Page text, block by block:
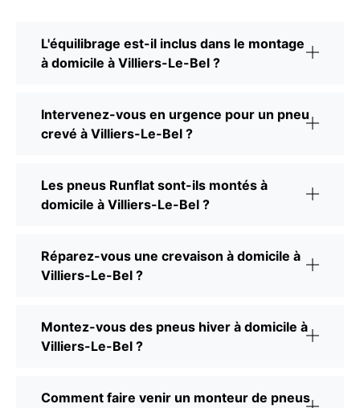
L'équilibrage est-il inclus dans le montage
à domicile à Villiers-Le-Bel ?
Intervenez-vous en urgence pour un pneu
crevé à Villiers-Le-Bel ?
Les pneus Runflat sont-ils montés à
domicile à Villiers-Le-Bel ?
Réparez-vous une crevaison à domicile à
Villiers-Le-Bel ?
Montez-vous des pneus hiver à domicile à
Villiers-Le-Bel ?
Comment faire venir un monteur de pneus